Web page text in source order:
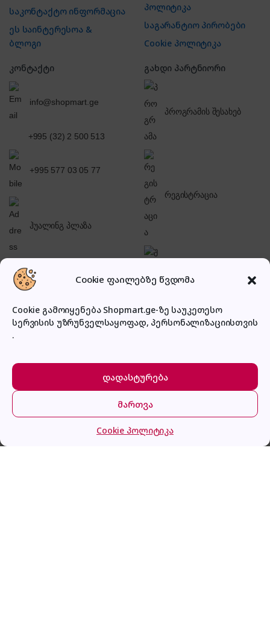
Cookie ფაილებზე წვდომა
Cookie გამოიყენება Shopmart.ge-ზე საუკეთესო
სერვისის უზრუნველსაყოფად, პერსონალიზაციისთვის
.
დადასტურება
მართვა
Cookie პოლიტიკა
საკონტაქტო ინფორმაცია
ეს საინტერესოა &
ბლოგი
პოლიტიკა
საგარანტიო პირობები
Cookie პოლიტიკა
კონტაქტი
info@shopmart.ge
+995 (32) 2 500 513
+995 577 03 05 77
ჰუალინგ პლაზა
გახდი პარტნიორი
პროგრამის შესახებ
რეგისტრაცია
Midea 3041H
ყიდვა 449.0₾
მთავარი კატეგორიები კალათა შესვლა